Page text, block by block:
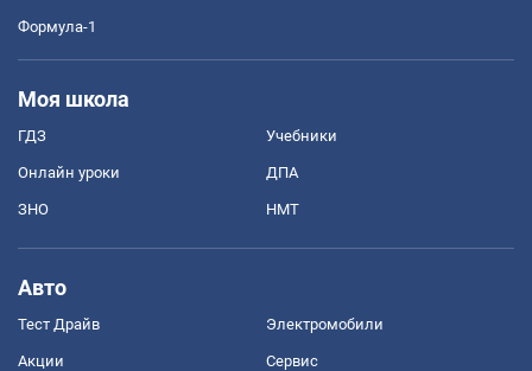
Формула-1
Моя школа
ГДЗ Учебники
Онлайн уроки ДПА
ЗНО НМТ
Авто
Тест Драйв Электромобили
Акции Сервис